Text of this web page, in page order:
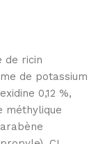
de ricin
de potassium
0,12 %,
méthylique